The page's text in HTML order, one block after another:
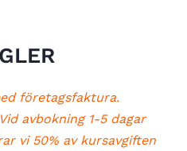
företagsfaktura.
avbokning 1-5 dagar
vi 50% av kursavgiften